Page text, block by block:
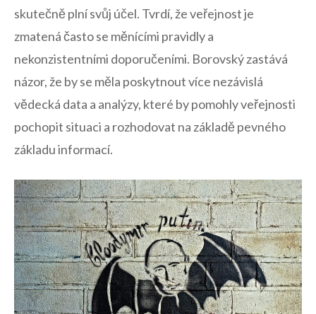
skutečně plní ​svůj účel. Tvrdí, že veřejnost je
⁤zmatená často se měnícími pravidly a
nekonzistentními doporučeními. Borovský zastává
názor, že by se měla ⁤poskytnout více nezávislá
vědecká data a analýzy,⁢ které by pomohly‌ veřejnosti
pochopit situaci a rozhodovat na základě pevného
základu informací.